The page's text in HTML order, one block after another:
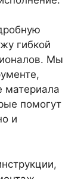
гибкой
Мы
материала
помогут
и